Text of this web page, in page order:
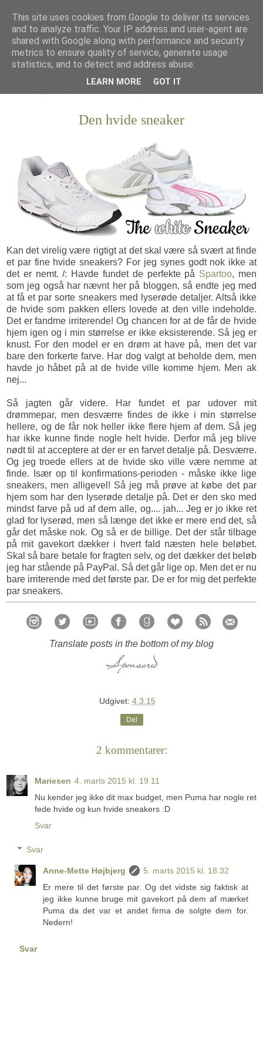
Den hvide sneaker
Kan det virelig være rigtigt at det skal være så svært at finde
et par fine hvide sneakers? For jeg synes godt nok ikke at
det er nemt. /: Havde fundet de perfekte på Spartoo, men
som jeg også har nævnt her på bloggen, så endte jeg med
at få et par sorte sneakers med lyserøde detaljer. Altså ikke
de hvide som pakken ellers lovede at den ville indeholde.
Det er fandme irriterende! Og chancen for at de får de hvide
hjem igen og i min størrelse er ikke eksisterende. Så jeg er
knust. For den model er en drøm at have på, men det var
bare den forkerte farve. Har dog valgt at beholde dem, men
havde jo håbet på at de hvide ville komme hjem. Men ak
nej...
Så jagten går videre. Har fundet et par udover mit
drømmepar, men desværre findes de ikke i min størrelse
hellere, og de får nok heller ikke flere hjem af dem. Så jeg
har ikke kunne finde nogle helt hvide. Derfor må jeg blive
nødt til at acceptere at der er en farvet detalje på. Desværre.
Og jeg troede ellers at de hvide sko ville være nemme at
finde. Især op til konfirmations-perioden - måske ikke lige
sneakers, men alligevel! Så jeg må prøve at købe det par
hjem som har den lyserøde detalje på. Det er den sko med
mindst farve på ud af dem alle, og.... jah... Jeg er jo ikke ret
glad for lyserød, men så længe det ikke er mere end det, så
går det måske nok. Og så er de billige. Det der står tilbage
på mit gavekort dækker i hvert fald næsten hele beløbet.
Skal så bare betale for fragten selv, og det dækker det beløb
jeg har stående på PayPal. Så det går lige op. Men det er nu
bare irriterende med det første par. De er for mig det perfekte
par sneakers.
Translate posts in the bottom of my blog
Udgivet: 4.3.15
Del
2 kommentarer:
Mariesen 4. marts 2015 kl. 19.11
Nu kender jeg ikke dit max budget, men Puma har nogle ret
fede hvide og kun hvide sneakers :D
Svar
Svar
Anne-Mette Højbjerg
5. marts 2015 kl. 18.32
Er mere til det første par. Og det vidste sig faktisk at
jeg ikke kunne bruge mit gavekort på dem af mærket
Puma da det var et andet firma de solgte dem for.
Nedern!
Svar
This site uses cookies from Google to deliver its services
and to analyze traffic. Your IP address and user-agent are
shared with Google along with performance and security
metrics to ensure quality of service, generate usage
statistics, and to detect and address abuse.
LEARN MORE GOT IT